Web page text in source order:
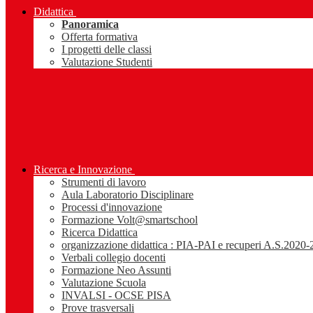
Didattica
Panoramica
Offerta formativa
I progetti delle classi
Valutazione Studenti
Ricerca e Innovazione
Strumenti di lavoro
Aula Laboratorio Disciplinare
Processi d'innovazione
Formazione Volt@smartschool
Ricerca Didattica
organizzazione didattica : PIA-PAI e recuperi A.S.2020-
Verbali collegio docenti
Formazione Neo Assunti
Valutazione Scuola
INVALSI - OCSE PISA
Prove trasversali